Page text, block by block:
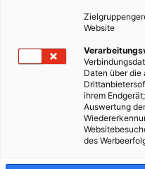
Website
Daten über die
ihrem
Auswertung
des